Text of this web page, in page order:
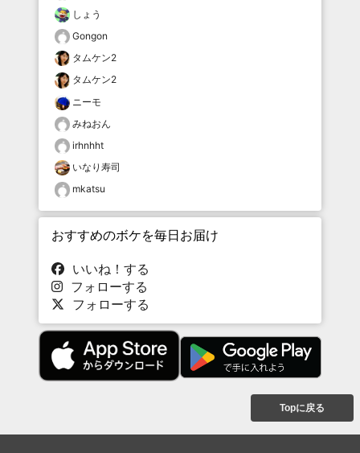
しょう
Gongon
タムケン2
タムケン2
ニーモ
みねおん
irhnhht
いなり寿司
mkatsu
おすすめのボケを毎日お届け
いいね！する
フォローする
フォローする
Topに戻る